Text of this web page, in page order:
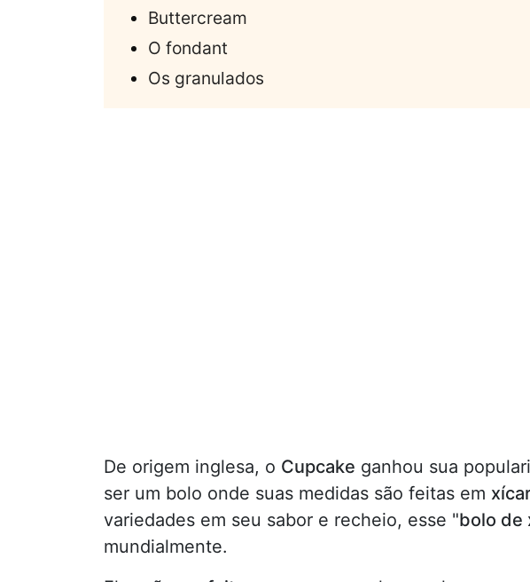
Buttercream
O fondant
Os granulados
De origem inglesa, o Cupcake ganhou sua
ser um bolo onde suas medidas são feitas em
variedades em seu sabor e recheio, esse "bolo de
mundialmente.